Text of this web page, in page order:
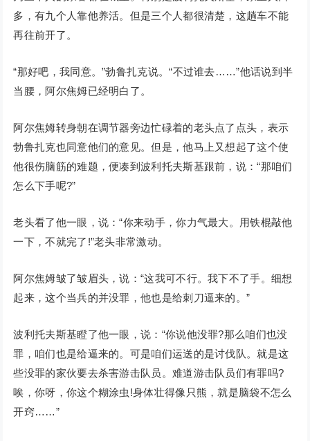
多，有九个人靠他养活。但是三个人都很清楚，这趟车不能
再往前开了。
“那好吧，我同意。”勃鲁扎克说。“不过谁去……”他话说到半
当腰，阿尔焦姆已经明白了。
阿尔焦姆转身朝在调节器旁边忙碌着的老头点了点头，表示
勃鲁扎克也同意他们的意见。但是，他马上又想起了这个使
他很伤脑筋的难题，便凑到波利托夫斯基跟前，说：“那咱们
怎么下手呢?”
老头看了他一眼，说：“你来动手，你力气最大。用铁棍敲他
一下，不就完了!”老头非常激动。
阿尔焦姆皱了皱眉头，说：“这我可不行。我下不了手。细想
起来，这个当兵的并没罪，他也是给刺刀逼来的。”
波利托夫斯基瞪了他一眼，说：“你说他没罪?那么咱们也没
罪，咱们也是给逼来的。可是咱们运送的是讨伐队。就是这
些没罪的家伙要去杀害游击队员。难道游击队员们有罪吗?
唉，你呀，你这个糊涂虫!身体壮得像只熊，就是脑袋不怎么
开窍……”